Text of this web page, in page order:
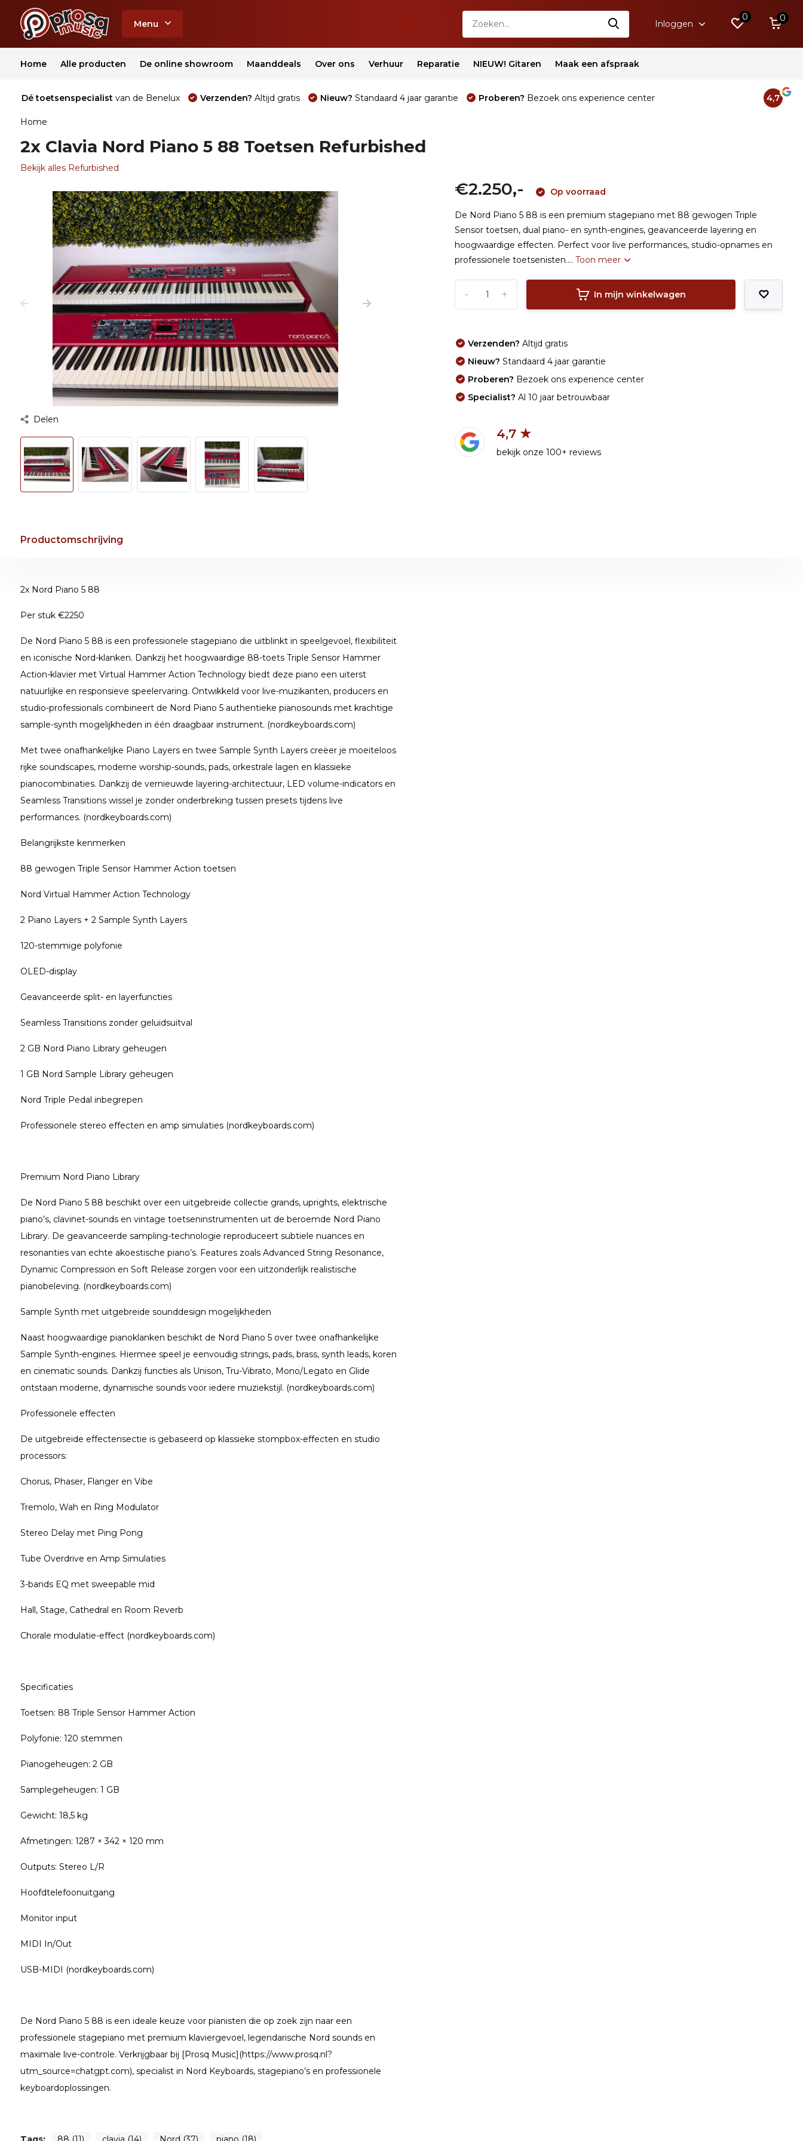
Menu Inloggen
0 0
Home Alle producten De online showroom Maanddeals Over ons Verhuur Reparatie NIEUW! Gitaren Maak een afspraak
Dé toetsenspecialist van de Benelux Verzenden? Altijd gratis Nieuw? Standaard 4 jaar garantie Proberen? Bezoek ons experience center 4,7
Home
2x Clavia Nord Piano 5 88 Toetsen Refurbished
Bekijk alles Refurbished
Delen
€2.250,- Op voorraad
De Nord Piano 5 88 is een premium stagepiano met 88 gewogen Triple
Sensor toetsen, dual piano- en synth-engines, geavanceerde layering en
hoogwaardige effecten. Perfect voor live performances, studio-opnames en
professionele toetsenisten....Toon meer
+
- In mijn winkelwagen
Verzenden? Altijd gratis
Nieuw? Standaard 4 jaar garantie
Proberen? Bezoek ons experience center
Specialist? Al 10 jaar betrouwbaar
4,7 ★
bekijk onze 100+ reviews
Productomschrijving
2x Nord Piano 5 88
Per stuk €2250
De Nord Piano 5 88 is een professionele stagepiano die uitblinkt in speelgevoel, flexibiliteit
en iconische Nord-klanken. Dankzij het hoogwaardige 88-toets Triple Sensor Hammer
Action-klavier met Virtual Hammer Action Technology biedt deze piano een uiterst
natuurlijke en responsieve speelervaring. Ontwikkeld voor live-muzikanten, producers en
studio-professionals combineert de Nord Piano 5 authentieke pianosounds met krachtige
sample-synth mogelijkheden in één draagbaar instrument. (nordkeyboards.com)
Met twee onafhankelijke Piano Layers en twee Sample Synth Layers creëer je moeiteloos
rijke soundscapes, moderne worship-sounds, pads, orkestrale lagen en klassieke
pianocombinaties. Dankzij de vernieuwde layering-architectuur, LED volume-indicators en
Seamless Transitions wissel je zonder onderbreking tussen presets tijdens live
performances. (nordkeyboards.com)
Belangrijkste kenmerken
88 gewogen Triple Sensor Hammer Action toetsen
Nord Virtual Hammer Action Technology
2 Piano Layers + 2 Sample Synth Layers
120-stemmige polyfonie
OLED-display
Geavanceerde split- en layerfuncties
Seamless Transitions zonder geluidsuitval
2 GB Nord Piano Library geheugen
1 GB Nord Sample Library geheugen
Nord Triple Pedal inbegrepen
Professionele stereo effecten en amp simulaties (nordkeyboards.com)
Premium Nord Piano Library
De Nord Piano 5 88 beschikt over een uitgebreide collectie grands, uprights, elektrische
piano’s, clavinet-sounds en vintage toetseninstrumenten uit de beroemde Nord Piano
Library. De geavanceerde sampling-technologie reproduceert subtiele nuances en
resonanties van echte akoestische piano’s. Features zoals Advanced String Resonance,
Dynamic Compression en Soft Release zorgen voor een uitzonderlijk realistische
pianobeleving. (nordkeyboards.com)
Sample Synth met uitgebreide sounddesign mogelijkheden
Naast hoogwaardige pianoklanken beschikt de Nord Piano 5 over twee onafhankelijke
Sample Synth-engines. Hiermee speel je eenvoudig strings, pads, brass, synth leads, koren
en cinematic sounds. Dankzij functies als Unison, Tru-Vibrato, Mono/Legato en Glide
ontstaan moderne, dynamische sounds voor iedere muziekstijl. (nordkeyboards.com)
Professionele effecten
De uitgebreide effectensectie is gebaseerd op klassieke stompbox-effecten en studio
processors:
Chorus, Phaser, Flanger en Vibe
Tremolo, Wah en Ring Modulator
Stereo Delay met Ping Pong
Tube Overdrive en Amp Simulaties
3-bands EQ met sweepable mid
Hall, Stage, Cathedral en Room Reverb
Chorale modulatie-effect (nordkeyboards.com)
Specificaties
Toetsen: 88 Triple Sensor Hammer Action
Polyfonie: 120 stemmen
Pianogeheugen: 2 GB
Samplegeheugen: 1 GB
Gewicht: 18,5 kg
Afmetingen: 1287 × 342 × 120 mm
Outputs: Stereo L/R
Hoofdtelefoonuitgang
Monitor input
MIDI In/Out
USB-MIDI (nordkeyboards.com)
De Nord Piano 5 88 is een ideale keuze voor pianisten die op zoek zijn naar een
professionele stagepiano met premium klaviergevoel, legendarische Nord sounds en
maximale live-controle. Verkrijgbaar bij [Prosq Music](https://www.prosq.nl?
utm_source=chatgpt.com), specialist in Nord Keyboards, stagepiano’s en professionele
keyboardoplossingen.